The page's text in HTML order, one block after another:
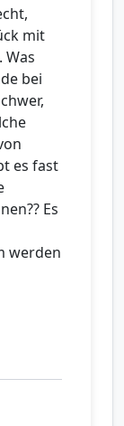
mit
bei
es fast
Es
werden